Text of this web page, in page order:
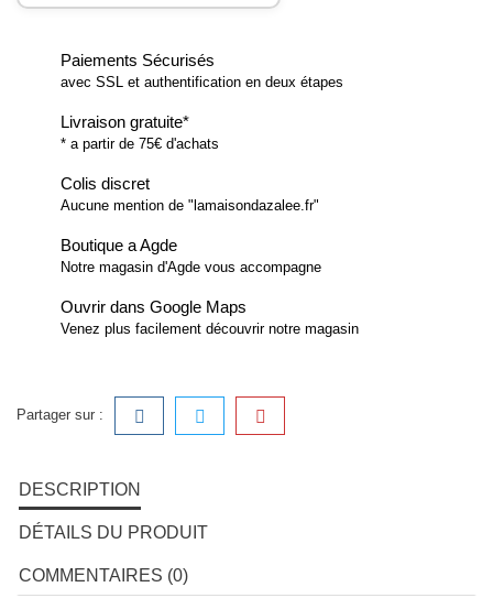
Paiements Sécurisés
avec SSL et authentification en deux étapes
Livraison gratuite*
* a partir de 75€ d'achats
Colis discret
Aucune mention de "lamaisondazalee.fr"
Boutique a Agde
Notre magasin d'Agde vous accompagne
Ouvrir dans Google Maps
Venez plus facilement découvrir notre magasin
Partager sur :
DESCRIPTION
DÉTAILS DU PRODUIT
COMMENTAIRES (0)